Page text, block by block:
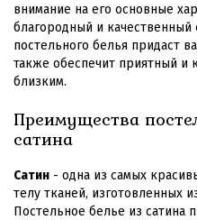
внимание на его основные
благородный и
постельного белья придаст
также обеспечит приятный
близким.
Преимущества
сатина
Сатин - одна из самых
телу тканей, изготовленных
Постельное белье из сатина